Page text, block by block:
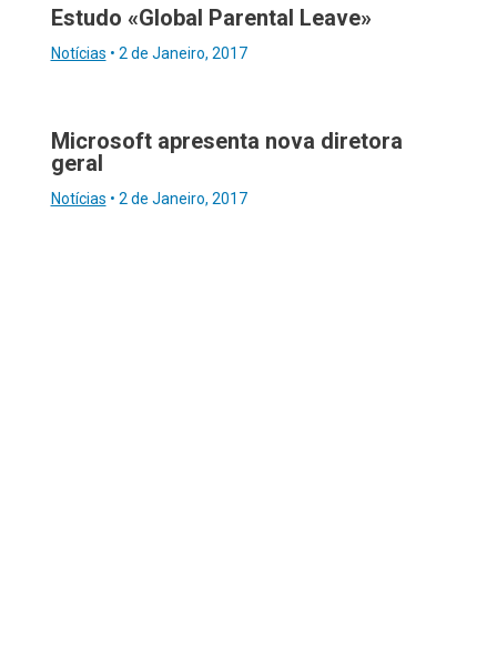
Estudo «Global Parental Leave»
Notícias • 2 de Janeiro, 2017
Microsoft apresenta nova diretora
geral
Notícias • 2 de Janeiro, 2017